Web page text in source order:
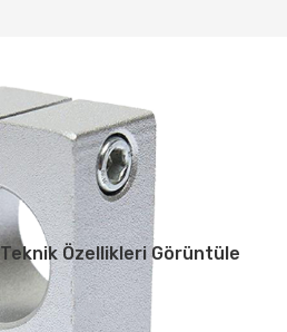
Teknik Özellikleri Görüntüle